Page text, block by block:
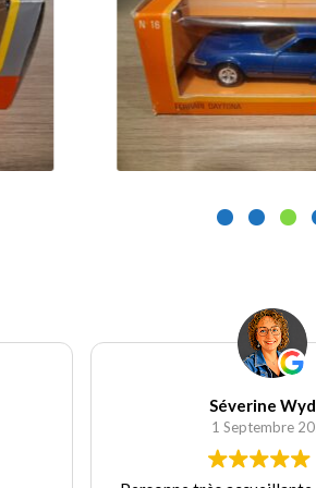
25.00 €
Ajouter au panier
Séverine
1 Septembre